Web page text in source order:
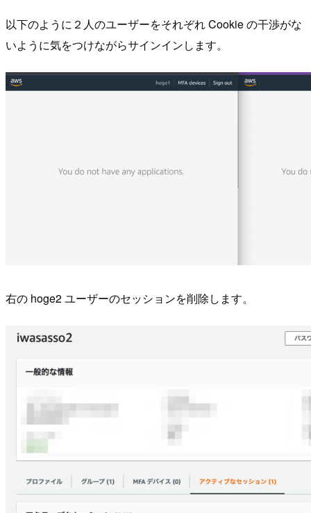
以下のように２人のユーザーをそれぞれ Cookie の干渉がな
いように気をつけながらサインインします。
右の hoge2 ユーザーのセッションを削除します。